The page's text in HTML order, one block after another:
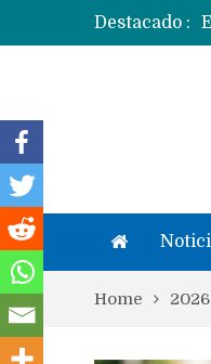
Destacado :
Home 2026